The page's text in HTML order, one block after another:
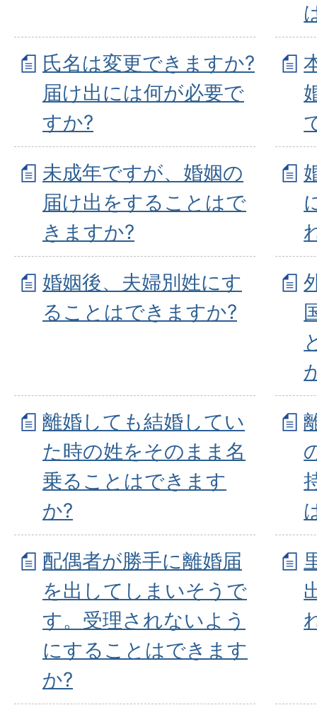
氏名は変更できますか?
届け出には何が必要で
すか?
未成年ですが、婚姻の
届け出をすることはで
きますか?
婚姻後、夫婦別姓にす
ることはできますか?
離婚しても結婚してい
た時の姓をそのまま名
乗ることはできます
か?
配偶者が勝手に離婚届
を出してしまいそうで
す。受理されないよう
にすることはできます
か?